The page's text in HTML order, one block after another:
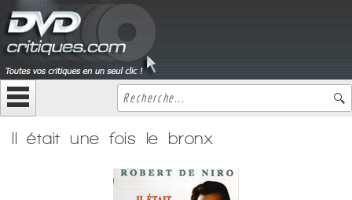
Il était une fois le bronx